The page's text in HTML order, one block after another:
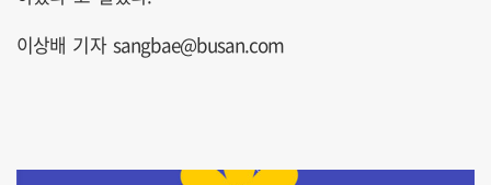
이상배 기자 sangbae@busan.com